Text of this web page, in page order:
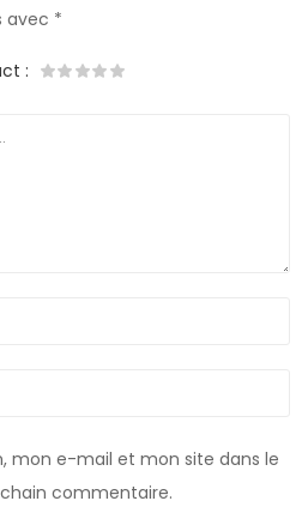
avec *
:
mon e-mail et mon site dans le
commentaire.